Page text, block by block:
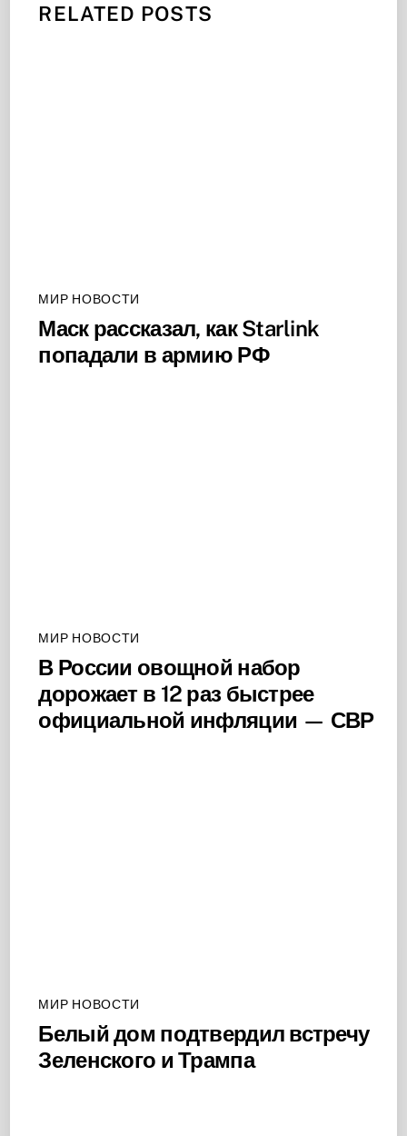
RELATED POSTS
МИР НОВОСТИ
Маск рассказал, как Starlink
попадали в армию РФ
МИР НОВОСТИ
В России овощной набор
дорожает в 12 раз быстрее
официальной инфляции — СВР
МИР НОВОСТИ
Белый дом подтвердил встречу
Зеленского и Трампа